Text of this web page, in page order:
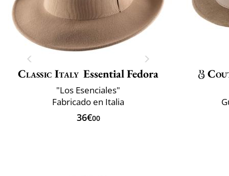
Classic Italy Essential Fedora
"Los Esenciales"
Fabricado en Italia
36€00